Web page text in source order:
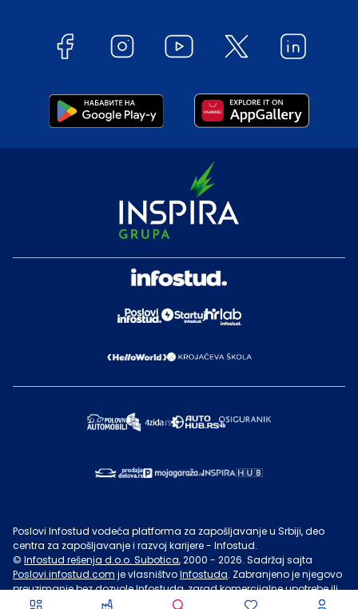
Poslovi Infostud vodeća platforma za zapošljavanje u Srbiji, deo
centra za zapošljavanje i razvoj karijere - Infostud.
© Infostud rešenja d.o.o. Subotica, 2000 - 2026. Sadržaj sajta
Poslovi.infostud.com je vlasništvoInfostuda. Zabranjeno je njegovo
preuzimanje bez dozvoleInfostuda, zarad komercijalne upotrebe ili
u druge svrhe, osim za lične potrebe posetilaca sajta.